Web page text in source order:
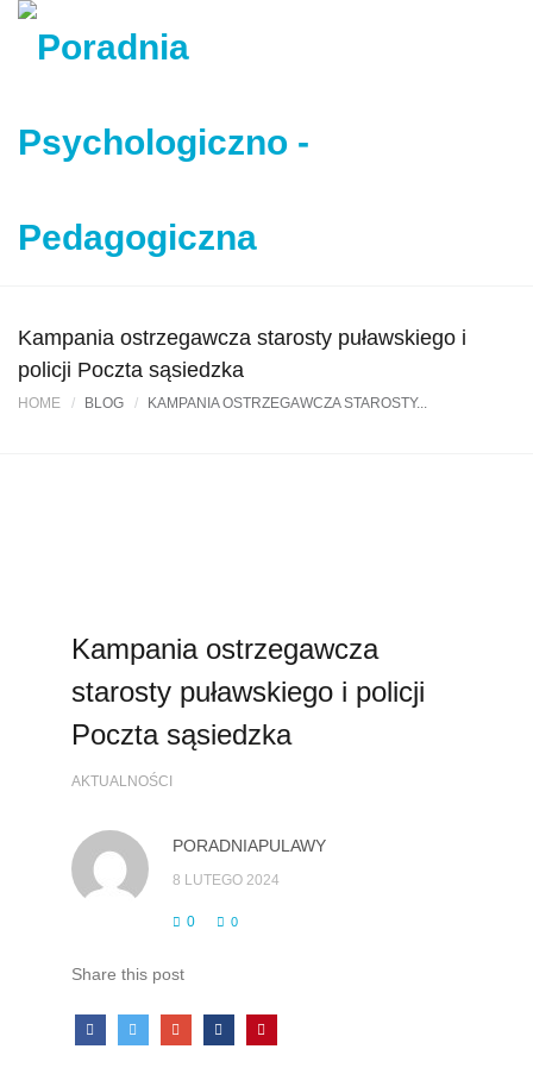
Kampania ostrzegawcza starosty puławskiego i
policji Poczta sąsiedzka
HOME BLOG KAMPANIA OSTRZEGAWCZA STAROSTY...
Kampania ostrzegawcza
starosty puławskiego i policji
Poczta sąsiedzka
AKTUALNOŚCI
PORADNIAPULAWY
8 LUTEGO 2024
0 0
Share this post